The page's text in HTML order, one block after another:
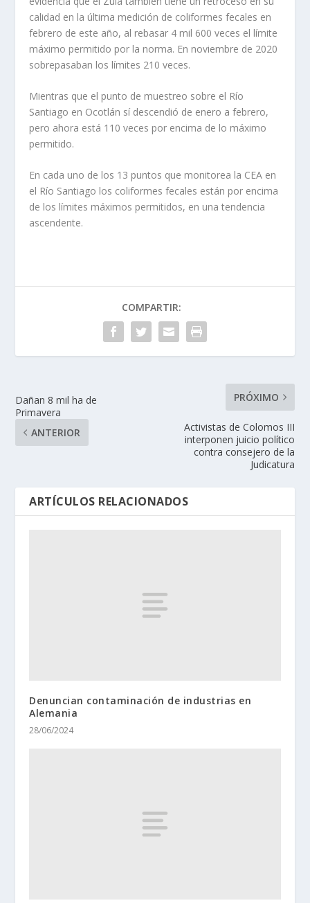
calidad en la última medición de coliformes fecales en
febrero de este año, al rebasar 4 mil 600 veces el límite
máximo permitido por la norma. En noviembre de 2020
sobrepasaban los límites 210 veces.
Mientras que el punto de muestreo sobre el Río
Santiago en Ocotlán sí descendió de enero a febrero,
pero ahora está 110 veces por encima de lo máximo
permitido.
En cada uno de los 13 puntos que monitorea la CEA en
el Río Santiago los coliformes fecales están por encima
de los límites máximos permitidos, en una tendencia
ascendente.
COMPARTIR:
Dañan 8 mil ha de
Primavera
ANTERIOR
PRÓXIMO
Activistas de Colomos III
interponen juicio político
contra consejero de la
Judicatura
ARTÍCULOS RELACIONADOS
Denuncian contaminación de industrias en
Alemania
28/06/2024